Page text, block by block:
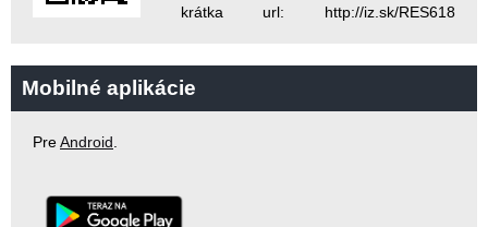
krátka url: http://iz.sk/RES618
Mobilné aplikácie
PreAndroid.